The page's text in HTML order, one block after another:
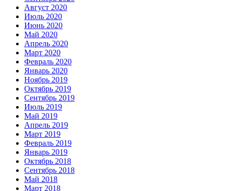
Август 2020
Июль 2020
Июнь 2020
Май 2020
Апрель 2020
Март 2020
Февраль 2020
Январь 2020
Ноябрь 2019
Октябрь 2019
Сентябрь 2019
Июль 2019
Май 2019
Апрель 2019
Март 2019
Февраль 2019
Январь 2019
Октябрь 2018
Сентябрь 2018
Май 2018
Март 2018